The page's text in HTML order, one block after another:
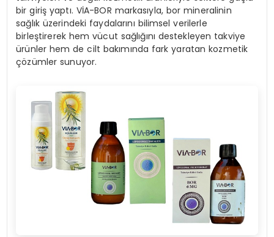
bir giriş yaptı. VİA-BOR markasıyla, bor mineralinin
sağlık üzerindeki faydalarını bilimsel verilerle
birleştirerek hem vücut sağlığını destekleyen takviye
ürünler hem de cilt bakımında fark yaratan kozmetik
çözümler sunuyor.